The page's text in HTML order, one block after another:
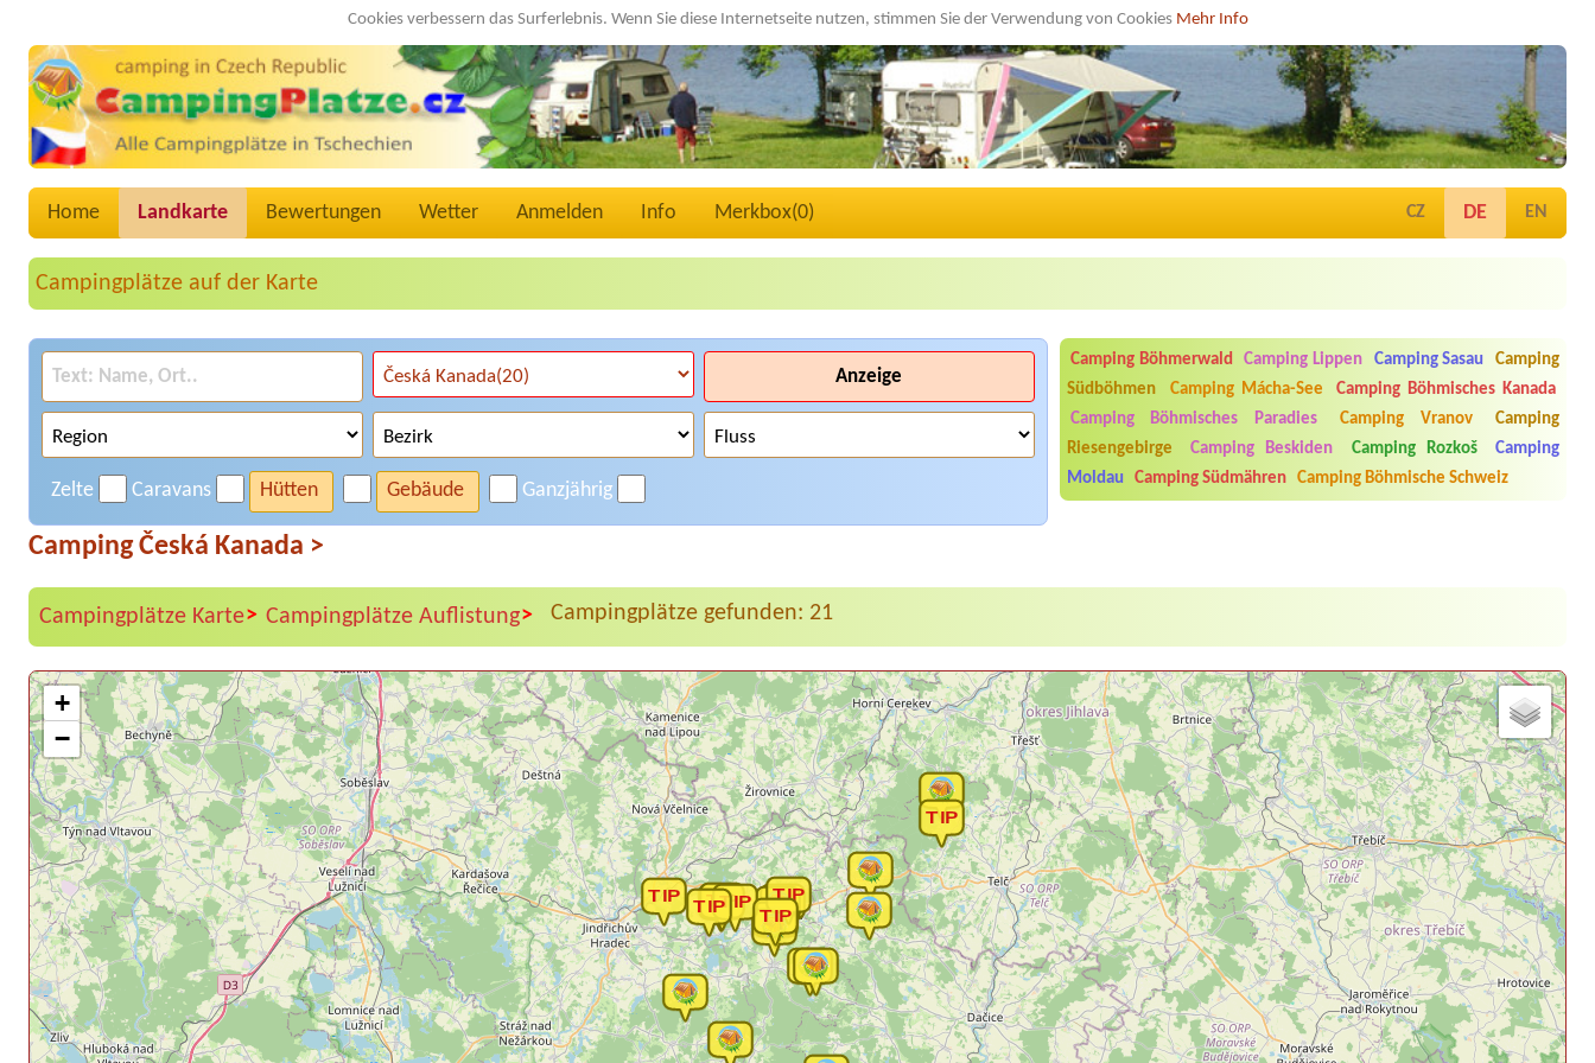
Cookies verbessern das Surferlebnis. Wenn Sie diese Internetseite nutzen, stimmen Sie der Verwendung von Cookies Mehr Info
Home Landkarte Bewertungen Wetter Anmelden Info Merkbox(0) CZ DE EN
Campingplätze auf der Karte
Anzeige
Zelte Caravans Hütten Gebäude Ganzjährig
Camping Böhmerwald Camping Lippen Camping Sasau
Camping
Südböhmen
Camping Mácha-See
Camping Böhmisches Kanada
Camping Böhmisches Paradies
Camping Vranov
Camping
Riesengebirge
Camping Beskiden Camping Rozkoš
Camping
Moldau
Camping Südmähren Camping Böhmische Schweiz
Camping Česká Kanada >
Campingplätze Karte> Campingplätze Auflistung> Campingplätze gefunden: 21
+
−